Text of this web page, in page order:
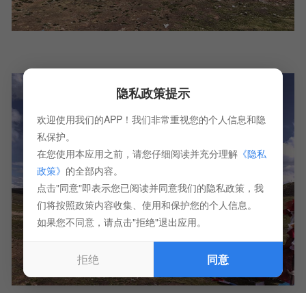
隐私政策提示
欢迎使用我们的APP！我们非常重视您的个人信息和隐
私保护。
在您使用本应用之前，请您仔细阅读并充分理解《隐私
政策》 的全部内容。
点击"同意"即表示您已阅读并同意我们的隐私政策，我
们将按照政策内容收集、使用和保护您的个人信息。
如果您不同意，请点击"拒绝"退出应用。
拒绝 同意